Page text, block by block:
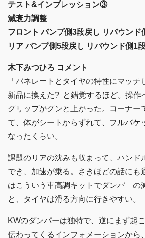
テスト&インプレッション③
減衰力調整
フロント バンプ側3段戻し リバウンド
リア バンプ側5段戻し リバウンド側1
木下みつひろ コメント
「バネレートとタイヤの特性にマッチ
新品に換えた? と錯覚するほど。操作
グリップがグンと上がった。コーナー
て、体がシートからずれて、フルバケ
なったくらい。
課題のリアの沈みも収まって、ハンド
でき、加速が乗る。さきほどの話にも
はこういう車高調キットでダンパーの
と、タイヤは滑る方向に行きやすい。
KWのダンパーは独特で、逆にまず起
伝わってくるインフォメーションから